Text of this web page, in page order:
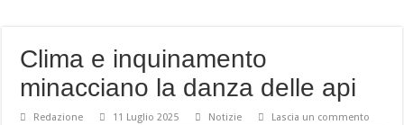
Clima e inquinamento
minacciano la danza delle api
Redazione 11 Luglio 2025 Notizie Lascia un commento